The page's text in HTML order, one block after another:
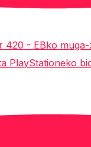
420 - EBko
PlayStationeko